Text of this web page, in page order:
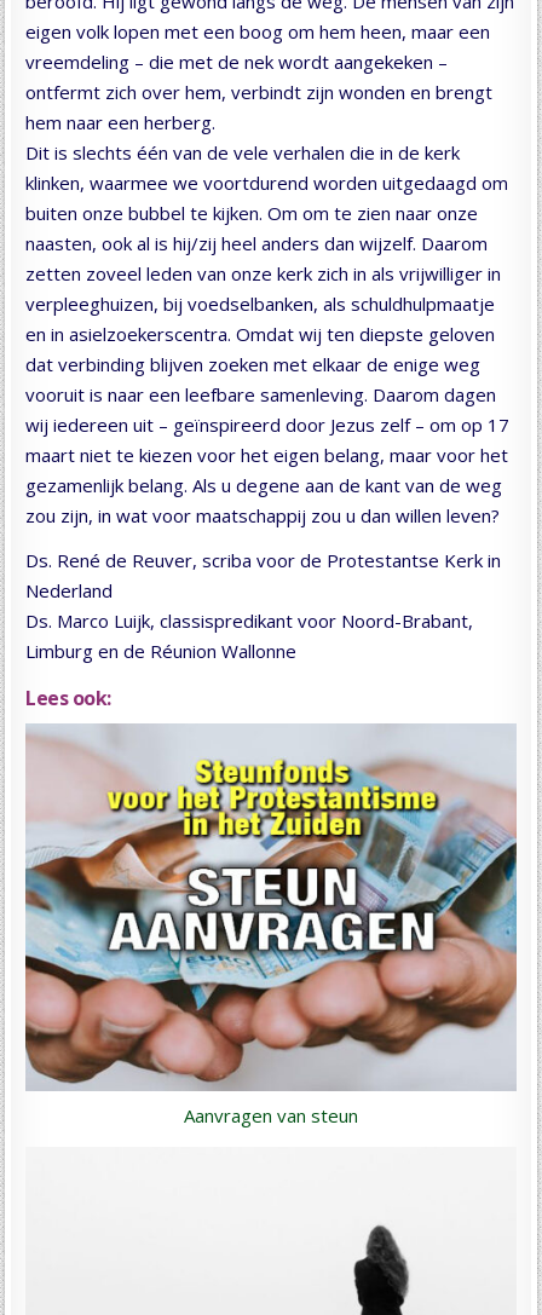
eigen volk lopen met een boog om hem heen, maar een
vreemdeling – die met de nek wordt aangekeken –
ontfermt zich over hem, verbindt zijn wonden en brengt
hem naar een herberg.
Dit is slechts één van de vele verhalen die in de kerk
klinken, waarmee we voortdurend worden uitgedaagd om
buiten onze bubbel te kijken. Om om te zien naar onze
naasten, ook al is hij/zij heel anders dan wijzelf. Daarom
zetten zoveel leden van onze kerk zich in als vrijwilliger in
verpleeghuizen, bij voedselbanken, als schuldhulpmaatje
en in asielzoekerscentra. Omdat wij ten diepste geloven
dat verbinding blijven zoeken met elkaar de enige weg
vooruit is naar een leefbare samenleving. Daarom dagen
wij iedereen uit – geïnspireerd door Jezus zelf – om op 17
maart niet te kiezen voor het eigen belang, maar voor het
gezamenlijk belang. Als u degene aan de kant van de weg
zou zijn, in wat voor maatschappij zou u dan willen leven?
Ds. René de Reuver, scriba voor de Protestantse Kerk in
Nederland
Ds. Marco Luijk, classispredikant voor Noord-Brabant,
Limburg en de Réunion Wallonne
Lees ook:
Aanvragen van steun